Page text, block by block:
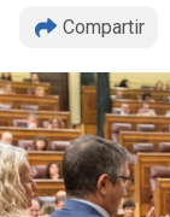
Compartir